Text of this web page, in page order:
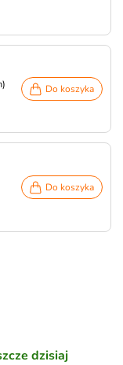
Do koszyka
Do koszyka
dzisiaj